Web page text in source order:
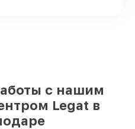
с нашим
Legat в